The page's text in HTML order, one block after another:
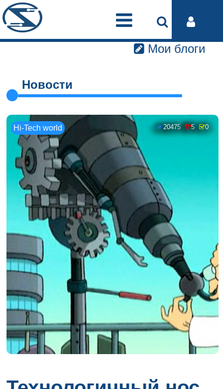
Мои блоги
Новости
Hi-Tech world 20475 5 0